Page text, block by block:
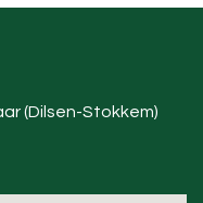
(Dilsen-Stokkem)